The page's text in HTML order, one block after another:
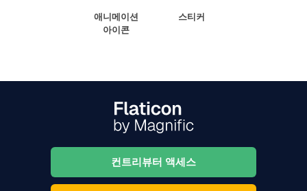
애니메이션
아이콘
스티커
컨트리뷰터 액세스